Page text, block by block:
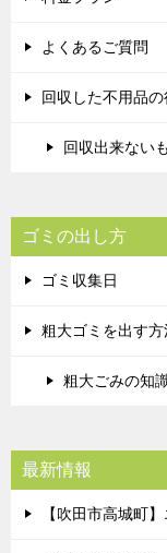
よくあるご質問
回収した不用品
回収出来ない
ゴミの出し方
ゴミ収集日
粗大ゴミを出す方
粗大ごみの知
最新情報
【吹田市高城町